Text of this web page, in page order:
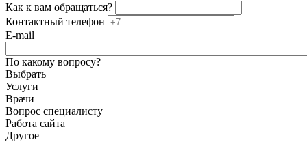
Как к вам обращаться?
Контактный телефон
E-mail
По какому вопросу?
Выбрать
Услуги
Врачи
Вопрос специалисту
Работа сайта
Другое